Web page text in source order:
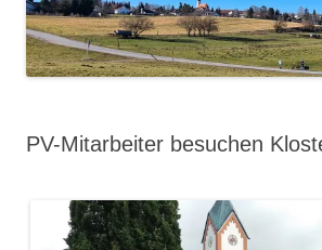
PV-Mitarbeiter besuchen